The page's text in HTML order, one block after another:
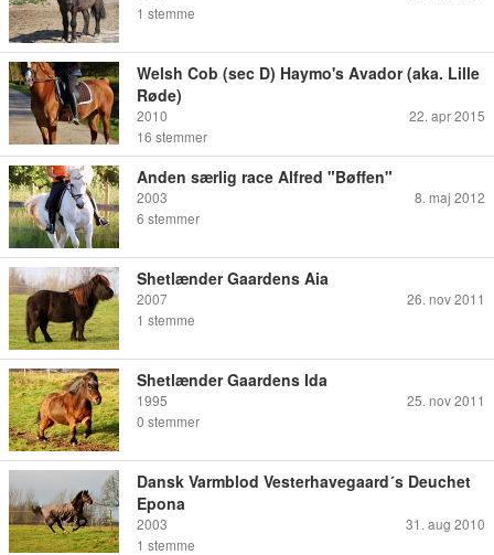
1 stemme
Welsh Cob (sec D) Haymo's Avador (aka. Lille
Røde)
2010
22. apr 2015
16 stemmer
Anden særlig race Alfred "Bøffen"
2003
8. maj 2012
6 stemmer
Shetlænder Gaardens Aia
2007
26. nov 2011
1 stemme
Shetlænder Gaardens Ida
1995
25. nov 2011
0 stemmer
Dansk Varmblod Vesterhavegaard´s Deuchet
Epona
2003
31. aug 2010
1 stemme